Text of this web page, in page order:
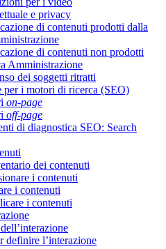
e privacy
di contenuti prodotti dalla
di contenuti non prodotti
Amministrazione
dei soggetti ritratti
per i motori di ricerca (SEO)
on-page
off-page
di diagnostica SEO: Search
dei contenuti
i contenuti
i contenuti
i contenuti
definire l’interazione